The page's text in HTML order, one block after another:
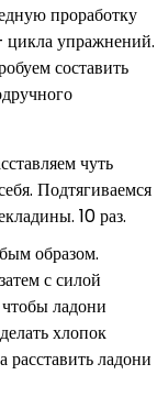
проработку
цикла упражнений.
составить
чуть
Подтягиваемся
10 раз.
образом.
с силой
ладони
хлопок
расставить ладони